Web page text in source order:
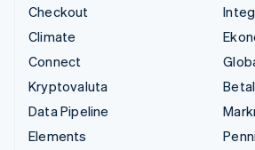
Checkout
Climate
Connect
Kryptovaluta
Data Pipeline
Elements